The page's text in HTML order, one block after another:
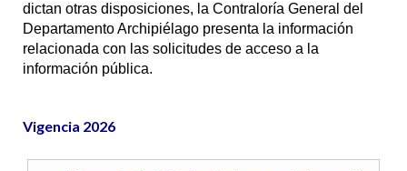
dictan otras disposiciones, la Contraloría General del
Departamento Archipiélago presenta la información
relacionada con las solicitudes de acceso a la
información pública.
Vigencia 2026